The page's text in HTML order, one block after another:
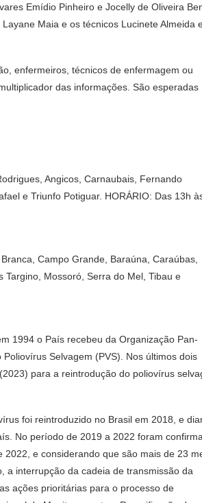
Emídio Pinheiro e Jocelly de Oliveira
Maia e os técnicos Lucinete Almeida
enfermeiros, técnicos de enfermagem ou
das informações. São esperadas
Angicos, Carnaubais, Fernando
e Triunfo Potiguar. HORÁRIO: Das 13h
Campo Grande, Baraúna, Caraúbas,
Mossoró, Serra do Mel, Tibau e
1994 o País recebeu da Organização Pan-
Selvagem (PVS). Nos últimos dois
para a reintrodução do poliovírus
foi reintroduzido no Brasil em 2018, e
No período de 2019 a 2022 foram
e considerando que são mais de 23
a interrupção da cadeia de transmissão da
ações prioritárias para o processo de